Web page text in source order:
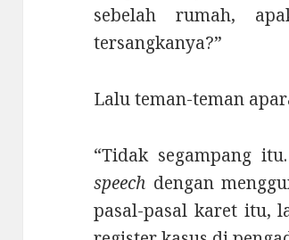
sebelah rumah,
tersangkanya?”
Lalu teman-teman
“Tidak segampang
speech dengan
pasal-pasal karet itu,